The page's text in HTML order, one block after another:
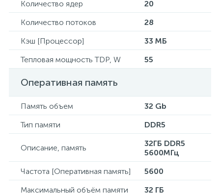
Количество ядер
20
Количество потоков
28
Кэш [Процессор]
33 МБ
Тепловая мощность TDP, W
55
Оперативная память
Память объем
32 Gb
Тип памяти
DDR5
Описание, память
32ГБ DDR5
5600МГц
Частота [Оперативная память]
5600
Максимальный объём памяти
32 ГБ